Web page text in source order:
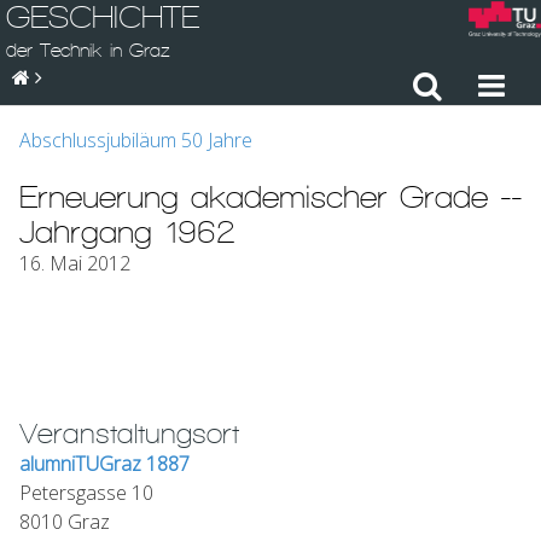
GESCHICHTE
der Technik in Graz
Abschlussjubiläum 50 Jahre
Erneuerung akademischer Grade --
Jahrgang 1962
16. Mai 2012
Veranstaltungsort
alumniTUGraz 1887
Petersgasse 10
8010 Graz